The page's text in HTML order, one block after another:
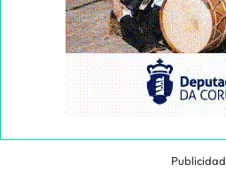
Publicidad